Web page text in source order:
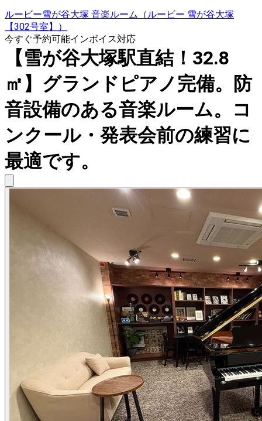
ルービー雪が谷大塚 音楽ルーム（ルービー 雪が谷大塚
【302号室】）
今すぐ予約可能インボイス対応
【雪が谷大塚駅直結！32.8
㎡】グランドピアノ完備。防
音設備のある音楽ルーム。コ
ンクール・発表会前の練習に
最適です。